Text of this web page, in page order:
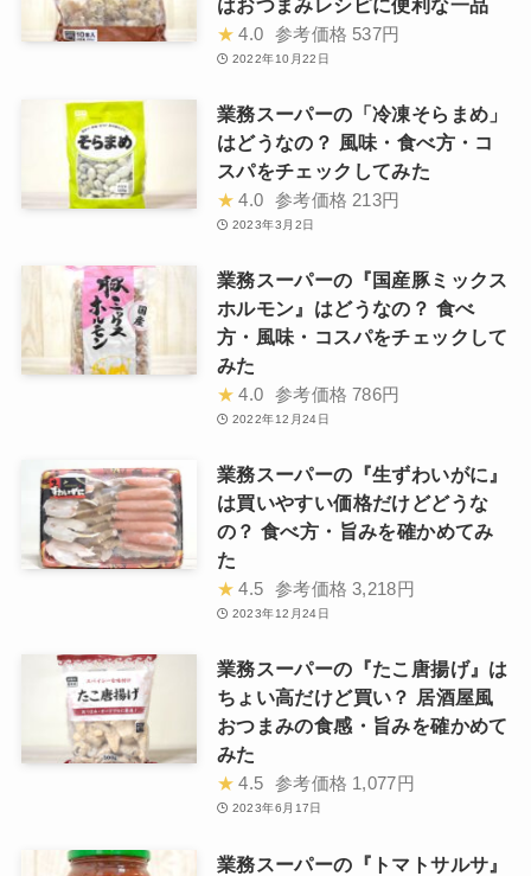
はおつまみレシピに便利な一品
★ 4.0 参考価格 537円
2022年10月22日
業務スーパーの「冷凍そらまめ」
はどうなの？ 風味・食べ方・コ
スパをチェックしてみた
★ 4.0 参考価格 213円
2023年3月2日
業務スーパーの『国産豚ミックス
ホルモン』はどうなの？ 食べ
方・風味・コスパをチェックして
みた
★ 4.0 参考価格 786円
2022年12月24日
業務スーパーの『生ずわいがに』
は買いやすい価格だけどどうな
の？ 食べ方・旨みを確かめてみ
た
★ 4.5 参考価格 3,218円
2023年12月24日
業務スーパーの『たこ唐揚げ』は
ちょい高だけど買い？ 居酒屋風
おつまみの食感・旨みを確かめて
みた
★ 4.5 参考価格 1,077円
2023年6月17日
業務スーパーの『トマトサルサ』